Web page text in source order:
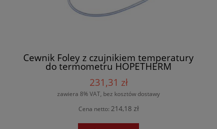
Cewnik Foley z czujnikiem temperatury
do termometru HOPETHERM
231,31 zł
zawiera 8% VAT, bez kosztów dostawy
Cena netto: 214,18 zł